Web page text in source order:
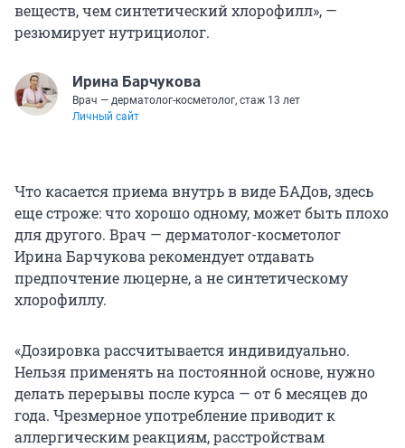
веществ, чем синтетический хлорофилл», —
резюмирует нутрициолог.
Ирина Барчукова
Врач — дерматолог-косметолог, стаж 13 лет
Личный сайт
Что касается приема внутрь в виде БАДов, здесь
еще строже: что хорошо одному, может быть плохо
для другого. Врач — дерматолог-косметолог
Ирина Барчукова рекомендует отдавать
предпочтение люцерне, а не синтетическому
хлорофиллу.
«Дозировка рассчитывается индивидуально.
Нельзя применять на постоянной основе, нужно
делать перерывы после курса — от 6 месяцев до
года. Чрезмерное употребление приводит к
аллергическим реакциям, расстройствам